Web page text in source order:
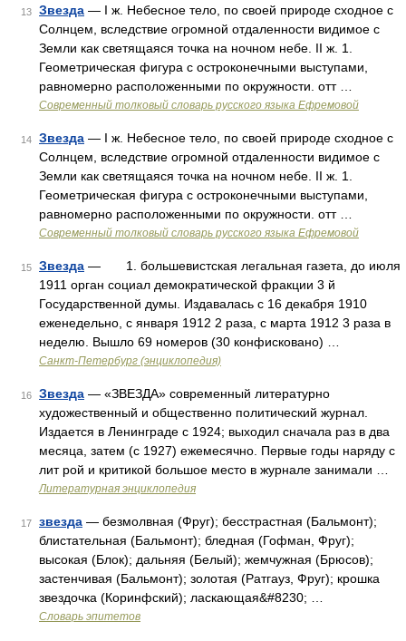
13 Звезда — I ж. Небесное тело, по своей природе сходное с
Солнцем, вследствие огромной отдаленности видимое с
Земли как светящаяся точка на ночном небе. II ж. 1.
Геометрическая фигура с остроконечными выступами,
равномерно расположенными по окружности. отт …
Современный толковый словарь русского языка Ефремовой
14 Звезда — I ж. Небесное тело, по своей природе сходное с
Солнцем, вследствие огромной отдаленности видимое с
Земли как светящаяся точка на ночном небе. II ж. 1.
Геометрическая фигура с остроконечными выступами,
равномерно расположенными по окружности. отт …
Современный толковый словарь русского языка Ефремовой
15 Звезда — 1. большевистская легальная газета, до июля
1911 орган социал демократической фракции 3 й
Государственной думы. Издавалась с 16 декабря 1910
еженедельно, с января 1912 2 раза, с марта 1912 3 раза в
неделю. Вышло 69 номеров (30 конфисковано) …
Санкт-Петербург (энциклопедия)
16 Звезда — «ЗВЕЗДА» современный литературно
художественный и общественно политический журнал.
Издается в Ленинграде с 1924; выходил сначала раз в два
месяца, затем (с 1927) ежемесячно. Первые годы наряду с
лит рой и критикой большое место в журнале занимали …
Литературная энциклопедия
17 звезда — безмолвная (Фруг); бесстрастная (Бальмонт);
блистательная (Бальмонт); бледная (Гофман, Фруг);
высокая (Блок); дальняя (Белый); жемчужная (Брюсов);
застенчивая (Бальмонт); золотая (Ратгауз, Фруг); крошка
звездочка (Коринфский); ласкающая&#8230; …
Словарь эпитетов